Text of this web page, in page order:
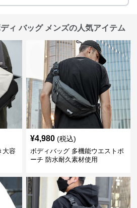
ィ バッグ メンズの人気アイテム
大容
¥4,980 (税込)
ボディバッグ 多機能ウエストポ
ーチ 防水耐久素材使用